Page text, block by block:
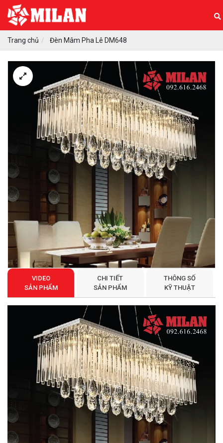
Trang chủ Đèn Mâm Pha Lê DM648
VIDEO
SẢN PHẨM
CHI TIẾT
SẢN PHẨM
THÔNG SỐ
KỸ THUẬT